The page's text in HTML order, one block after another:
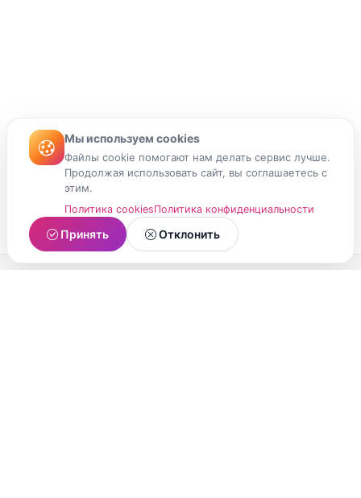
Мы используем cookies
Файлы cookie помогают нам делать сервис лучше.
Продолжая использовать сайт, вы соглашаетесь с
этим.
Политика cookiesПолитика конфиденциальности
Принять Отклонить